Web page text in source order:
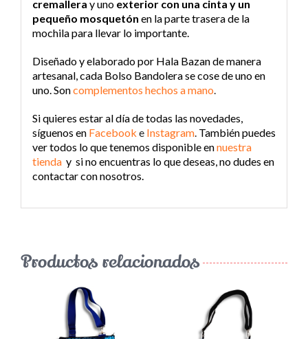
cremallera y uno exterior con una cinta y un
pequeño mosquetón en la parte trasera de la
mochila para llevar lo importante.
Diseñado y elaborado por Hala Bazan de manera
artesanal, cada Bolso Bandolera se cose de uno en
uno. Soncomplementos hechos a mano.
Si quieres estar al día de todas las novedades,
síguenos en Facebook e Instagram. También puedes
ver todos lo que tenemos disponible ennuestra
tienda y si no encuentras lo que deseas, no dudes en
contactar con nosotros.
Productos relacionados